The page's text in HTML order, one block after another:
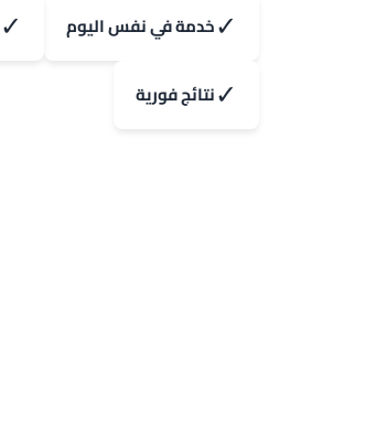
✓خدمة في نفس اليوم ✓
✓نتائج فورية